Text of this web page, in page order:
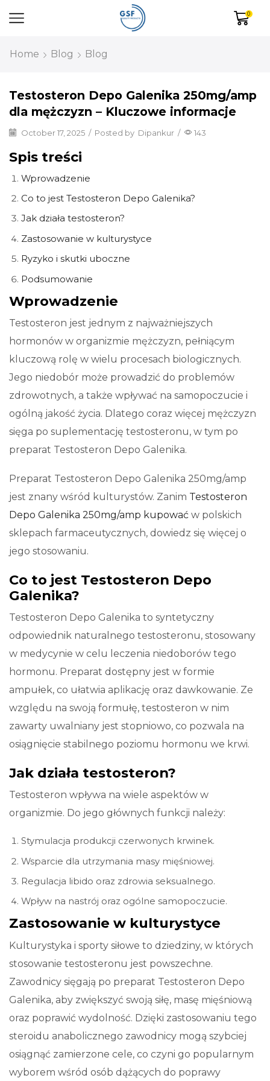
0
Home Blog Blog
Testosteron Depo Galenika 250mg/amp
dla mężczyzn – Kluczowe informacje
October 17, 2025 / Posted by Dipankur / 143
Spis treści
Wprowadzenie
Co to jest Testosteron Depo Galenika?
Jak działa testosteron?
Zastosowanie w kulturystyce
Ryzyko i skutki uboczne
Podsumowanie
Wprowadzenie
Testosteron jest jednym z najważniejszych
hormonów w organizmie mężczyzn, pełniącym
kluczową rolę w wielu procesach biologicznych.
Jego niedobór może prowadzić do problemów
zdrowotnych, a także wpływać na samopoczucie i
ogólną jakość życia. Dlatego coraz więcej mężczyzn
sięga po suplementację testosteronu, w tym po
preparat Testosteron Depo Galenika.
Preparat Testosteron Depo Galenika 250mg/amp
jest znany wśród kulturystów. Zanim Testosteron
Depo Galenika 250mg/amp kupować w polskich
sklepach farmaceutycznych, dowiedz się więcej o
jego stosowaniu.
Co to jest Testosteron Depo
Galenika?
Testosteron Depo Galenika to syntetyczny
odpowiednik naturalnego testosteronu, stosowany
w medycynie w celu leczenia niedoborów tego
hormonu. Preparat dostępny jest w formie
ampułek, co ułatwia aplikację oraz dawkowanie. Ze
względu na swoją formułę, testosteron w nim
zawarty uwalniany jest stopniowo, co pozwala na
osiągnięcie stabilnego poziomu hormonu we krwi.
Jak działa testosteron?
Testosteron wpływa na wiele aspektów w
organizmie. Do jego głównych funkcji należy:
Stymulacja produkcji czerwonych krwinek.
Wsparcie dla utrzymania masy mięśniowej.
Regulacja libido oraz zdrowia seksualnego.
Wpływ na nastrój oraz ogólne samopoczucie.
Zastosowanie w kulturystyce
Kulturystyka i sporty siłowe to dziedziny, w których
stosowanie testosteronu jest powszechne.
Zawodnicy sięgają po preparat Testosteron Depo
Galenika, aby zwiększyć swoją siłę, masę mięśniową
oraz poprawić wydolność. Dzięki zastosowaniu tego
steroidu anabolicznego zawodnicy mogą szybciej
osiągnąć zamierzone cele, co czyni go popularnym
wyborem wśród osób dążących do poprawy